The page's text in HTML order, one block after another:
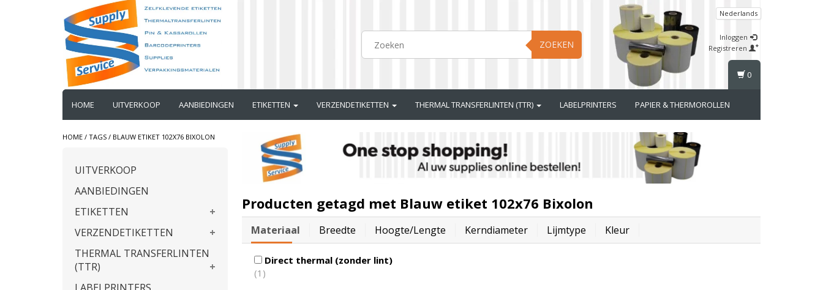
ZOEKEN
Nederlands
Inloggen
Registreren
HOME UITVERKOOP AANBIEDINGEN ETIKETTEN VERZENDETIKETTEN THERMAL TRANSFERLINTEN (TTR) LABELPRINTERS PAPIER & THERMOROLLEN
0
HOME / TAGS / BLAUW ETIKET 102X76 BIXOLON
UITVERKOOP
AANBIEDINGEN
ETIKETTEN
VERZENDETIKETTEN
THERMAL TRANSFERLINTEN
(TTR)
Producten getagd met Blauw etiket 102x76 Bixolon
Materiaal Breedte Hoogte/lengte Kerndiameter Lijmtype Kleur
Direct thermal (zonder lint)
(1)